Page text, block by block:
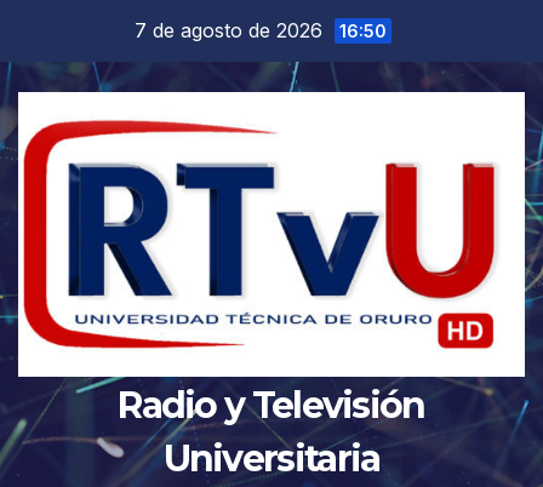
contenido
7 de agosto de 2026 16:50
Radio y Televisión
Universitaria